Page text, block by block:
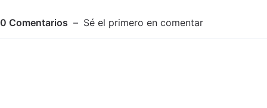
0 Comentarios Sé el primero en comentar